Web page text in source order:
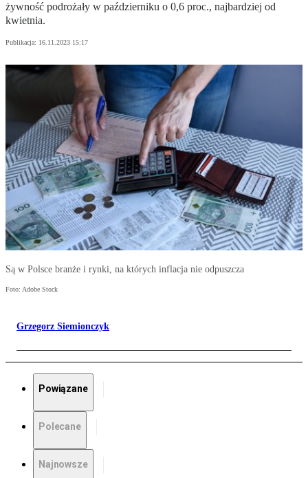
żywność podrożały w październiku o 0,6 proc., najbardziej od
kwietnia.
Publikacja: 16.11.2023 15:17
Są w Polsce branże i rynki, na których inflacja nie odpuszcza
Foto: Adobe Stock
Grzegorz Siemionczyk
Powiązane
Polecane
Najnowsze